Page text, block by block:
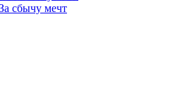
сбычу мечт